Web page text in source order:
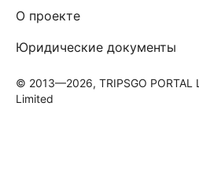
О проекте
Юридические документы
© 2013—2026, TRIPSGO PORTAL
Limited